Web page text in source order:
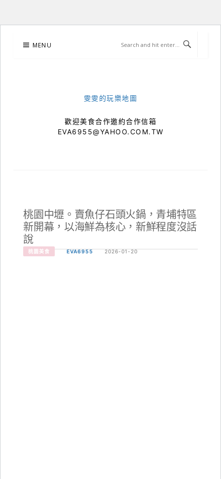
MENU
雯雯的玩樂地圖
歡迎美食合作邀約合作信箱
EVA6955@YAHOO.COM.TW
桃園中壢。賣魚仔石頭火鍋，青埔特區
新開幕，以海鮮為核心，新鮮程度沒話
說
桃園美食 EVA6955 2026-01-20